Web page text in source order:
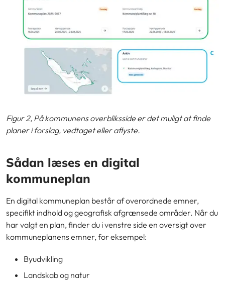
Figur 2, På kommunens overbliksside er det muligt at finde
planer i forslag, vedtaget eller aflyste.
Sådan læses en digital
kommuneplan
En digital kommuneplan består af overordnede emner,
specifikt indhold og geografisk afgrænsede områder. Når du
har valgt en plan, finder du i venstre side en oversigt over
kommuneplanens emner, for eksempel:
Byudvikling
Landskab og natur